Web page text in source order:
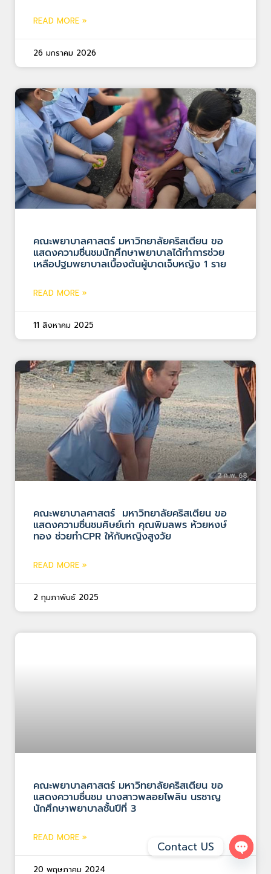
READ MORE »
26 มกราคม 2026
คณะพยาบาลศาสตร์ มหาวิทยาลัยคริสเตียน ขอ
แสดงความชื่นชมนักศึกษาพยาบาลได้ทำการช่วย
เหลือปฐมพยาบาลเบื้องต้นผู้บาดเจ็บหญิง 1 ราย
READ MORE »
11 สิงหาคม 2025
คณะพยาบาลศาสตร์ มหาวิทยาลัยคริสเตียน ขอ
แสดงความชื่นชมศิษย์เก่า คุณพิมลพร ห้วยหงษ์
ทอง ช่วยทำCPR ให้กับหญิงสูงวัย
READ MORE »
2 กุมภาพันธ์ 2025
คณะพยาบาลศาสตร์ มหาวิทยาลัยคริสเตียน ขอ
แสดงความชื่นชม นางสาวพลอยไพลิน นรชาญ
นักศึกษาพยาบาลชั้นปีที่ 3
READ MORE »
20 พฤษภาคม 2024
Contact US